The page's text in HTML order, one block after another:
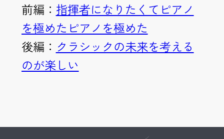
前編： 指揮者になりたくてピアノ
を極めたピアノを極めた
後編： クラシックの未来を考える
のが楽しい